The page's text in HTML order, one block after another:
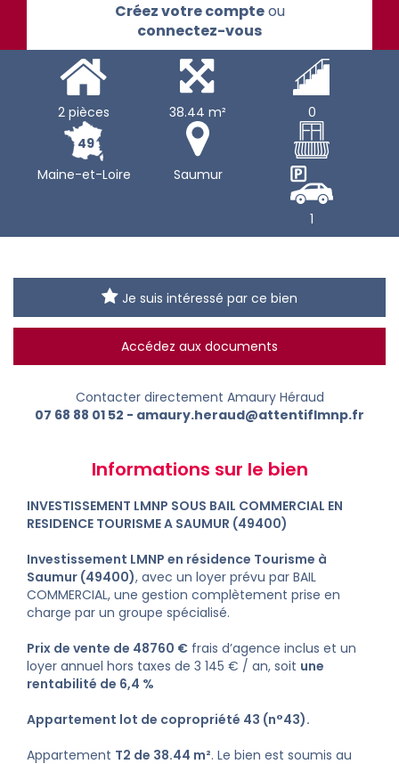
Créez votre compteou
connectez-vous
2 pièces 38.44 m² 0
Maine-et-Loire
49
Saumur
1
Je suis intéressé par ce bien
Accédez aux documents
Contacter directement Amaury Héraud
07 68 88 01 52 - amaury.heraud@attentiflmnp.fr
Informations sur le bien
INVESTISSEMENT LMNP SOUS BAIL COMMERCIAL EN
RESIDENCE TOURISME A SAUMUR (49400)
Investissement LMNP en résidence Tourisme à
Saumur (49400), avec un loyer prévu par BAIL
COMMERCIAL, une gestion complètement prise en
charge par un groupe spécialisé.
Prix de vente de 48760 € frais d’agence inclus et un
loyer annuel hors taxes de 3 145 € / an, soit une
rentabilité de 6,4 %
Appartement lot de copropriété 43 (n°43).
Appartement T2 de 38.44 m². Le bien est soumis au